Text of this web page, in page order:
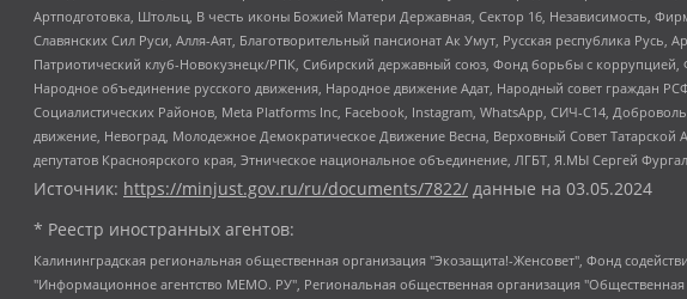
Артподготовка, Штольц, В честь иконы Божией Матери Державная, Сектор 16, Независимость,
Славянских Сил Руси, Алля-Аят, Благотворительный пансионат Ак Умут, Русская республика
Патриотический клуб-Новокузнецк/РПК, Сибирский державный союз, Фонд борьбы с
Народное объединение русского движения, Народное движение Адат, Народный совет граждан
Социалистических Районов, Meta Platforms Inc, Facebook, Instagram, WhatsApp, СИЧ-С14,
движение, Невоград, Молодежное Демократическое Движение Весна, Верховный Совет
депутатов Красноярского края, Этническое национальное объединение, ЛГБТ, Я.МЫ Сергей Фургал
Источник: https://minjust.gov.ru/ru/documents/7822/ данные на 03.05.2024
* Реестр иностранных агентов:
Калининградская региональная общественная организация "Экозащита!-Женсовет", Фонд содействия защите прав и свобод граждан "Общественный вердикт", Фонд "Институт Развития Свободы Информации", Частное учреждение "Информационное агентство МЕМО. РУ", Региональная общественная организация "Общественная комиссия по сохранению наследия академика Сахарова", Фонд поддержки свободы прессы, Санкт-Петербургская общественная правозащитная организация "Гражданский контроль", Межрегиональная общественная организация "Информационно-просветительский центр "Мемориал", Региональный Фонд "Центр Защиты Прав Средств Массовой Информации", с 05.12.2023 Фонд "Центр Защиты Прав Средств массовой информации", Региональная общественная благотворительная организация помощи беженцам и мигрантам "Гражданское содействие", Негосударственное образовательное учреждение дополнительного профессионального образования (повышение квалификации) специалистов "АКАДЕМИЯ ПО ПРАВАМ ЧЕЛОВЕКА", Свердловская региональная общественная организация "Сутяжник", Автономная некоммерческая организация "Центр независимых социологических исследований", Союз общественных объединений "Российский исследовательский центр по правам человека", Региональное общественное учреждение научно-информационный центр "МЕМОРИАЛ", Некоммерческая организация "Фонд защиты гласности", Автономная некоммерческая организация "Институт прав человека", Городская общественная организация "Екатеринбургское общество "МЕМОРИАЛ", Городская общественная организация "Рязанское историко-просветительское и правозащитное общество "Мемориал" (Рязанский Мемориал), Челябинский региональный орган общественной самодеятельности – женское общественное объединение "Женщины Евразии", Челябинский региональный орган общественной самодеятельности "Уральская правозащитная группа", Фонд содействия защите здоровья и социальной справедливости имени Андрея Рылькова, Автономная Некоммерческая Организация "Аналитический Центр Юрия Левады", Автономная некоммерческая организация социальной поддержки населения "Проект Апрель", Региональная общественная организация помощи женщинам и детям, находящимся в кризисной ситуации "Информационно-методический центр "Анна", Фонд содействия развитию массовых коммуникаций и правовому просвещению "Так-так-Так", Фонд содействия устойчивому развитию "Серебряная тайга", Свердловский региональный общественный фонд социальных проектов "Новое время", "Idel.Реалии", Кавказ.Реалии, Крым.Реалии, Телеканал Настоящее Время, Татаро-башкирская служба Радио Свобода (Azatliq Radiosi), Радио Свободная Европа/Радио Свобода (PCE/PC), "Сибирь.Реалии", "Фактограф", Благотворительный фонд помощи осужденным и их семьям, Автономная некоммерческая организация "Институт глобализации и социальных движений", Фонд "В защиту прав заключенных", Частное учреждение "Центр поддержки и содействия развитию средств массовой информации", Пензенский региональный общественный благотворительный фонд "Гражданский союз", "Север.Реалии", Некоммерческая организация Фонд "Правовая инициатива", Общество с ограниченной ответственностью "Радио Свободная Европа/Радио Свобода", Чешское информационное агентство "MEDIUM-ORIENT", Красноярская региональная общественная организация "Мы против СПИДа", Камалягин Денис Николаевич, Маркелов Сергей Евгеньевич, Пономарев Лев Александрович, Савицкая Людмила Алексеевна, Автономная некоммерческая организация "Центр по работе с проблемой насилия "НАСИЛИЮ.НЕТ", Межрегиональный профессиональный союз работников здравоохранения "Альянс врачей", Юридическое лицо, зарегистрированное в Латвийской Республике, SIA "Medusa Project" (регистрационный номер 40103797863, дата регистрации 10.06.2014), Некоммерческая организация "Фонд по борьбе с коррупцией", Автономная некоммерческая организация "Институт права и публичной политики", Баданин Роман Сергеевич, Гликин Максим Александрович, Железнова Мария Михайловна, Лукьянова Юлия Сергеевна, Маетная Елизавета Витальевна, Маняхин Петр Борисович, Чуракова Ольга Владимировна, Ярош Юлия Петровна, Юридическое лицо "The Insider SIA", зарегистрированное в Риге, Латвийская Республика (дата регистрации 26.06.2015), являющееся администратором доменного имени интернет-издания "The Insider SIA", https://theins.ru,